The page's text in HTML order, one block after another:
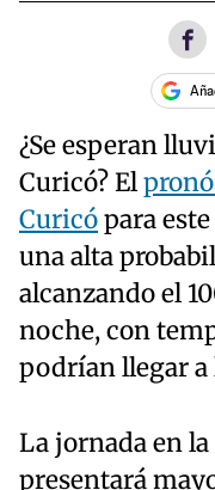
¿Se esperan
Curicó? El
Curicópara
una alta
alcanzando el
noche, con
podrían llegar a
La jornada en
presentará